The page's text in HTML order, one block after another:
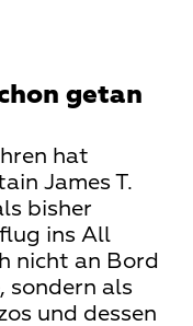
getan
hat
James T.
bisher
ins All
nicht an Bord
sondern als
und dessen